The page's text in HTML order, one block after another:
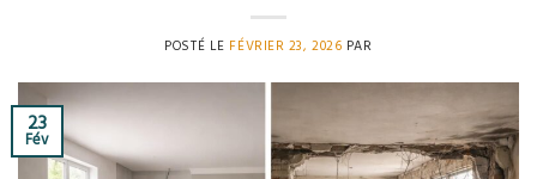
POSTÉ LE FÉVRIER 23, 2026 PAR
23
Fév